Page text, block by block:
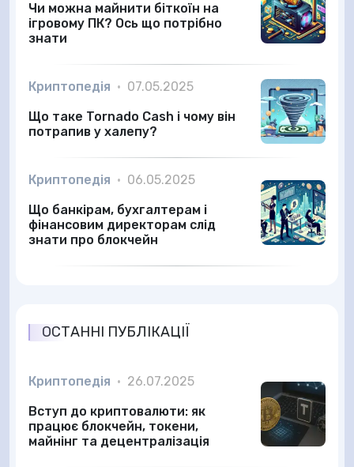
Чи можна майнити біткоїн на
ігровому ПК? Ось що потрібно
знати
Криптопедія • 07.05.2025
Що таке Tornado Cash і чому він
потрапив у халепу?
Криптопедія • 06.05.2025
Що банкірам, бухгалтерам і
фінансовим директорам слід
знати про блокчейн
ОСТАННІ ПУБЛІКАЦІЇ
Криптопедія • 26.07.2025
Вступ до криптовалюти: як
працює блокчейн, токени,
майнінг та децентралізація